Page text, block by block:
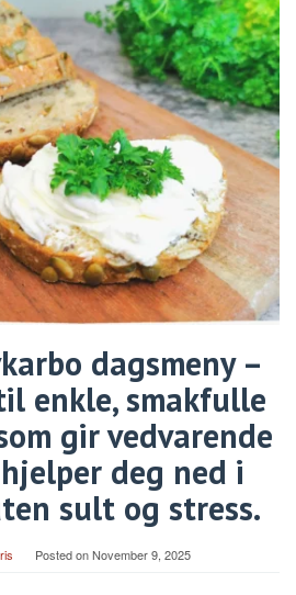
dagsmeny –
enkle, smakfulle
gir vedvarende
deg ned i
sult og stress.
Posted onNovember 9, 2025